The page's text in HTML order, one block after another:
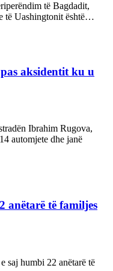
të Bagdadit,
të Uashingtonit është…
aksidentit ku u
Ibrahim Rugova,
automjete dhe janë
anëtarë të familjes
saj humbi 22 anëtarë të